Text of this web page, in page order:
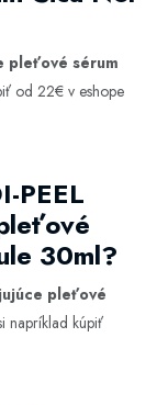
pleťové sérum
od 22€ v eshope
PEEL
30ml?
pleťové
napríklad kúpiť